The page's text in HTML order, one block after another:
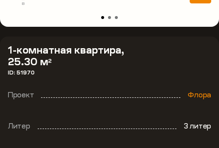
1-комнатная квартира,
25.30 м2
ID: 51970
Проект Флора
Литер 3 литер
В